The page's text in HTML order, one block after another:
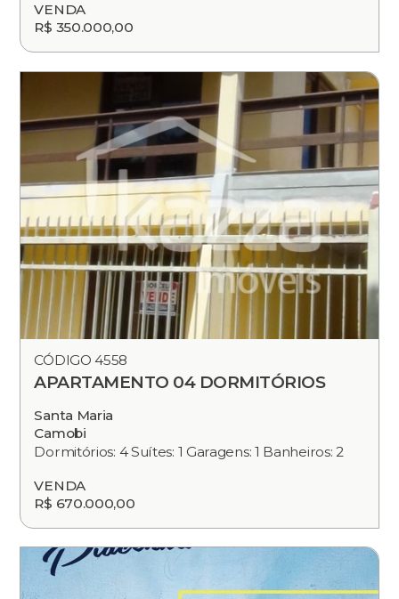
VENDA
R$ 350.000,00
CÓDIGO 4558
APARTAMENTO 04 DORMITÓRIOS
Santa Maria
Camobi
Dormitórios: 4 Suítes: 1 Garagens: 1 Banheiros: 2
VENDA
R$ 670.000,00